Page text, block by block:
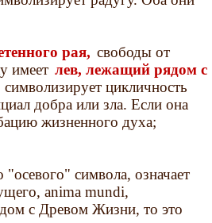
рая, свободы от
имеет лев, лежащий рядом с
цикличность
добра или зла. Если она
жизненного духа;
символа, означает
anima mundi,
с Древом Жизни, то это